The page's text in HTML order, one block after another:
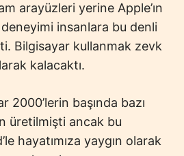
arayüzleri yerine Apple’ın
insanlara bu denli
Bilgisayar kullanmak zevk
kalacaktı.
2000’lerin başında bazı
üretilmişti ancak bu
hayatımıza yaygın olarak